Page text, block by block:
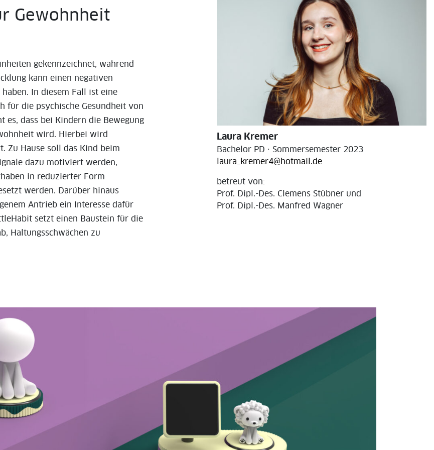
Gewohnheit
gekennzeichnet, während
kann einen negativen
In diesem Fall ist eine
für die psychische Gesundheit von
es, dass bei Kindern die Bewegung
wird. Hierbei wird
Zu Hause soll das Kind beim
dazu motiviert werden,
in reduzierter Form
werden. Darüber hinaus
Antrieb ein Interesse dafür
setzt einen Baustein für die
Haltungsschwächen zu
Laura Kremer
Bachelor PD · Sommersemester 2023
laura_kremer4@hotmail.de
betreut von:
Prof. Dipl.-Des. Clemens Stübner und
Prof. Dipl.-Des. Manfred Wagner